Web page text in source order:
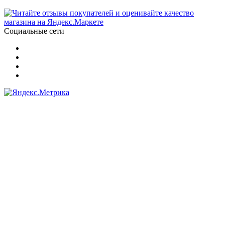
Социальные сети